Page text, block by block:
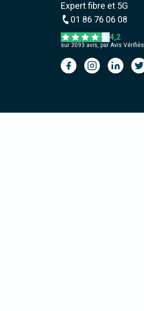
Expert fibre et 5G
01 86 76 06 08
4,2
sur 3093 avis, par Avis Vérifiés